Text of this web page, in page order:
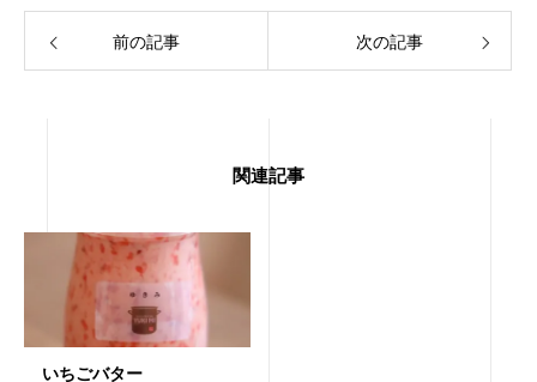
前の記事 次の記事
関連記事
いちごバター